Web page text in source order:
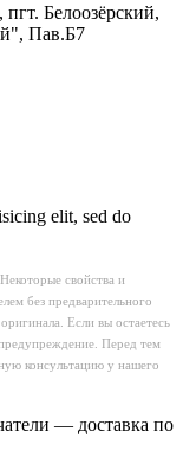
Белоозёрский,
Пав.Б7
elit, sed do
свойства и
без предварительного
Если вы остаетесь
предупреждение. Перед тем
консультацию у нашего
— доставка по